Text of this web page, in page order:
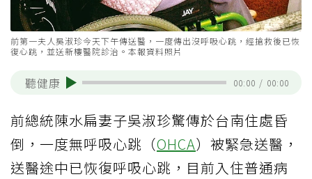
前第一夫人吳淑珍今天下午傳送醫，一度傳出沒呼吸心跳，經搶救後已恢
復心跳，並送新樓醫院診治。本報資料照片
聽健康 00:00 / 00:00
前總統陳水扁妻子吳淑珍驚傳於台南住處昏
倒，一度無呼吸心跳（OHCA）被緊急送醫，
送醫途中已恢復呼吸心跳，目前入住普通病